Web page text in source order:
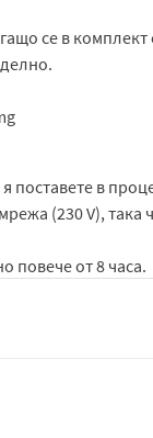
се в
поставете в
(230 V), така
повече от 8 часа.